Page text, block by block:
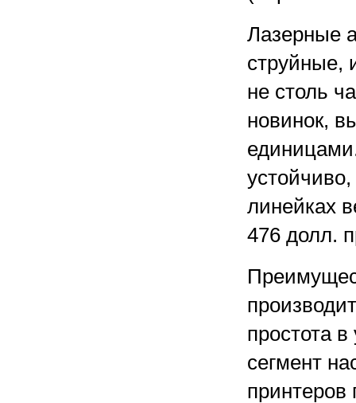
Лазерные
струйные,
не столь
новинок,
линейках
476 долл.
простота
сегмент
принтеров